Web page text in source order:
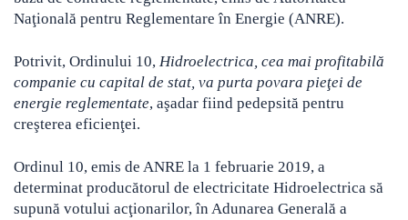
Naţională pentru Reglementare în Energie (ANRE).
Potrivit, Ordinului 10, Hidroelectrica, cea mai profitabilă
companie cu capital de stat, va purta povara pieţei de
energie reglementate, aşadar fiind pedepsită pentru
creşterea eficienţei.
Ordinul 10, emis de ANRE la 1 februarie 2019, a
determinat producătorul de electricitate Hidroelectrica să
supună votului acţionarilor, în Adunarea Generală a